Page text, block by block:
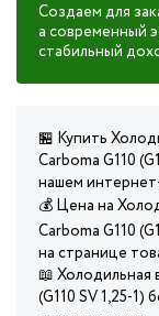
Создаем для
а современный
стабильный
🏪 Купить
Сarboma G110
нашем
💰 Цена на
Сarboma G110
на странице
📖 Холодильная
(G110 SV 1,25-1)